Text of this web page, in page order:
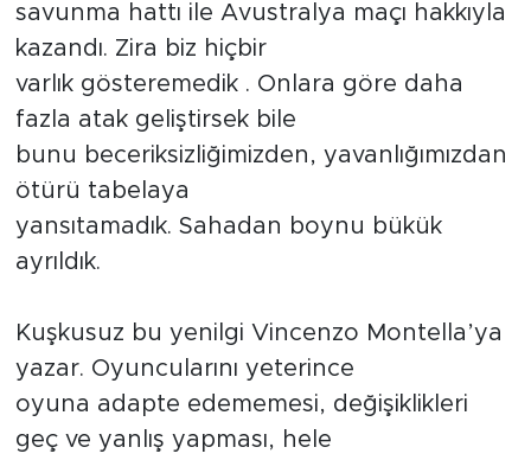
savunma hattı ile Avustralya maçı hakkıyla
kazandı. Zira biz hiçbir
varlık gösteremedik . Onlara göre daha
fazla atak geliştirsek bile
bunu beceriksizliğimizden, yavanlığımızdan
ötürü tabelaya
yansıtamadık. Sahadan boynu bükük
ayrıldık.
Kuşkusuz bu yenilgi Vincenzo Montella’ya
yazar. Oyuncularını yeterince
oyuna adapte edememesi, değişiklikleri
geç ve yanlış yapması, hele